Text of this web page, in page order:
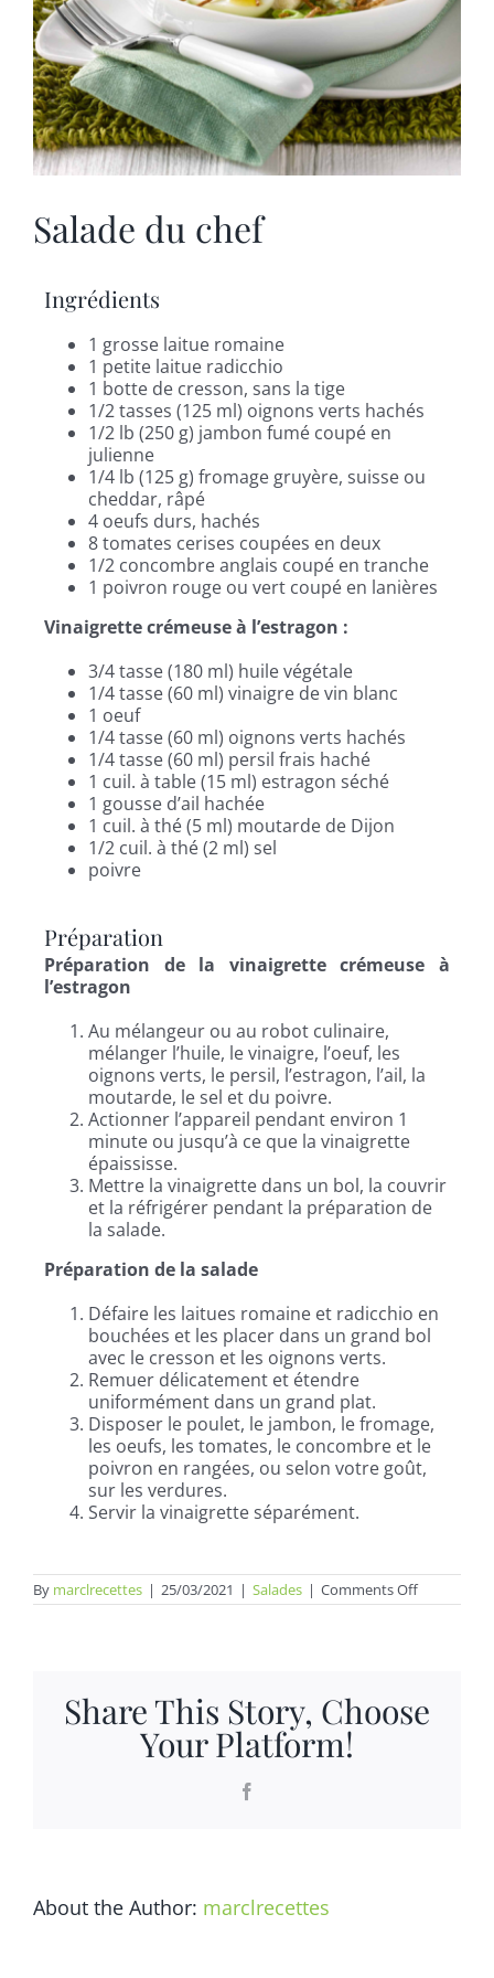
Salade du chef
Ingrédients
1 grosse laitue romaine
1 petite laitue radicchio
1 botte de cresson, sans la tige
1/2 tasses (125 ml) oignons verts hachés
1/2 lb (250 g) jambon fumé coupé en
julienne
1/4 lb (125 g) fromage gruyère, suisse ou
cheddar, râpé
4 oeufs durs, hachés
8 tomates cerises coupées en deux
1/2 concombre anglais coupé en tranche
1 poivron rouge ou vert coupé en lanières
Vinaigrette crémeuse à l’estragon :
3/4 tasse (180 ml) huile végétale
1/4 tasse (60 ml) vinaigre de vin blanc
1 oeuf
1/4 tasse (60 ml) oignons verts hachés
1/4 tasse (60 ml) persil frais haché
1 cuil. à table (15 ml) estragon séché
1 gousse d’ail hachée
1 cuil. à thé (5 ml) moutarde de Dijon
1/2 cuil. à thé (2 ml) sel
poivre
Préparation
Préparation de la vinaigrette crémeuse à
l’estragon
Au mélangeur ou au robot culinaire,
mélanger l’huile, le vinaigre, l’oeuf, les
oignons verts, le persil, l’estragon, l’ail, la
moutarde, le sel et du poivre.
Actionner l’appareil pendant environ 1
minute ou jusqu’à ce que la vinaigrette
épaississe.
Mettre la vinaigrette dans un bol, la couvrir
et la réfrigérer pendant la préparation de
la salade.
Préparation de la salade
Défaire les laitues romaine et radicchio en
bouchées et les placer dans un grand bol
avec le cresson et les oignons verts.
Remuer délicatement et étendre
uniformément dans un grand plat.
Disposer le poulet, le jambon, le fromage,
les oeufs, les tomates, le concombre et le
poivron en rangées, ou selon votre goût,
sur les verdures.
Servir la vinaigrette séparément.
By marclrecettes | 25/03/2021 | Salades | Comments Offon
Salade
Share This Story, Choose
Your Platform!
About the Author: marclrecettes